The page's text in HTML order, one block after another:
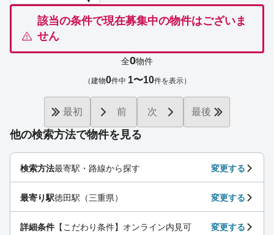
該当の条件で現在募集中の物件はございま
せん
他の検索方法で物件を見る
検索方法最寄駅・路線から探す 変更する
最寄り駅徳田駅（三重県） 変更する
詳細条件 【こだわり条件】オンライン内見可 変更する
全0物件
（建物0件中 1〜10件を表示）
最初 前 次 最後